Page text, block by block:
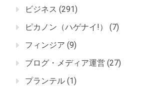
ビジネス (291)
ピカノン（ハゲナイ!）
(7)
フィンジア (9)
ブログ・メディア運営 (27)
プランテル (1)